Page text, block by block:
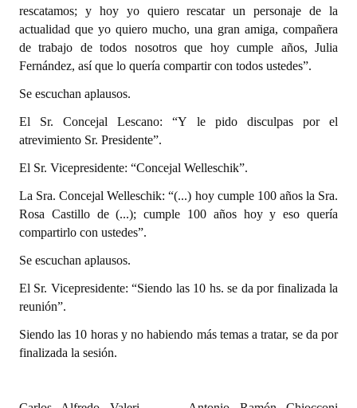
rescatamos; y hoy yo quiero rescatar un personaje de la
actualidad que yo quiero mucho, una gran amiga, compañera
de trabajo de todos nosotros que hoy cumple años, Julia
Fernández, así que lo quería compartir con todos ustedes”.
Se escuchan aplausos.
El Sr. Concejal Lescano: “Y le pido disculpas por el
atrevimiento Sr. Presidente”.
El Sr. Vicepresidente: “Concejal Welleschik”.
La Sra. Concejal Welleschik: “(...) hoy cumple 100 años la Sra.
Rosa Castillo de (...); cumple 100 años hoy y eso quería
compartirlo con ustedes”.
Se escuchan aplausos.
El Sr. Vicepresidente: “Siendo las 10 hs. se da por finalizada la
reunión”.
Siendo las 10 horas y no habiendo más temas a tratar, se da por
finalizada la sesión.